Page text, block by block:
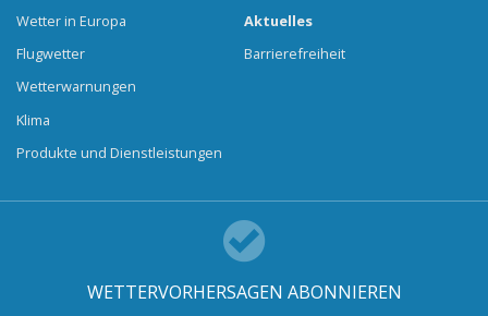
Wetter in Europa
Flugwetter
Wetterwarnungen
Klima
Produkte und Dienstleistungen
Aktuelles
Barrierefreiheit
WETTERVORHERSAGEN ABONNIEREN